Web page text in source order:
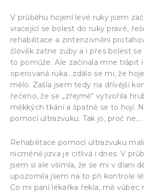
V průběhu hojení levé ruky jsem
vracející se bolest do ruky pravé,
rehabilitace a zintenzivnění
člověk zatne zuby a i přes bolest se
to pomůže. Ale začínala mne trápit
operovaná ruka…zdálo se mi, že
mělo. Zašla jsem tedy na dřívější
řečeno, že se „zřejmě“ vytvořila
měkkých tkání a špatně se to hojí.
pomocí ultrazvuku. Tak jo, proč ne….
Rehabilitace pomocí ultrazvuku
nicméně jizva je citlivá i dnes. V
jsem si ale všimla, že se mi v dlani
upozornila jsem na to při kontrole
Co mi paní lékařka řekla, mě vůbec